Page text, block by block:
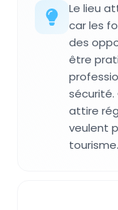
Le lieu
car les
des
être
attire
veulent
tourisme.